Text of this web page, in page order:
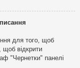
для того, щоб
щоб відкрити
"Чернетки" панелі